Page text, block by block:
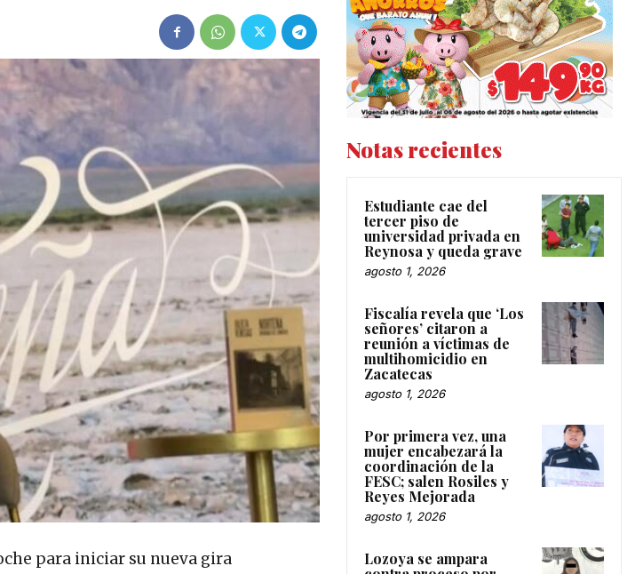
para iniciar su nueva gira
Notas recientes
Estudiante cae del
tercer piso de
universidad privada en
Reynosa y queda grave
agosto 1, 2026
Fiscalía revela que ‘Los
señores’ citaron a
reunión a víctimas de
multihomicidio en
Zacatecas
agosto 1, 2026
Por primera vez, una
mujer encabezará la
coordinación de la
FESC; salen Rosiles y
Reyes Mejorada
agosto 1, 2026
Lozoya se ampara